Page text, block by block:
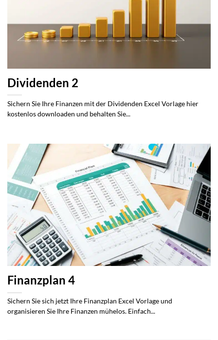
Dividenden 2
Sichern Sie Ihre Finanzen mit der Dividenden Excel Vorlage hier
kostenlos downloaden und behalten Sie...
Finanzplan 4
Sichern Sie sich jetzt Ihre Finanzplan Excel Vorlage und
organisieren Sie Ihre Finanzen mühelos. Einfach...